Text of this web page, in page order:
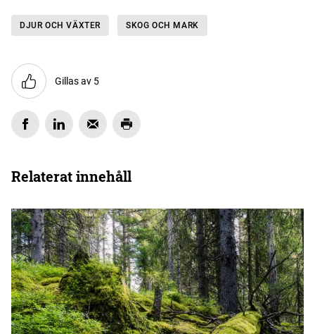
DJUR OCH VÄXTER SKOG OCH MARK
Gillas av 5
Relaterat innehåll